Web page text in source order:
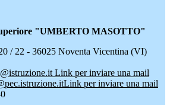
"UMBERTO MASOTTO"
/ 22 - 36025 Noventa Vicentina (VI)
Link per inviare una mail
Link per inviare una mail